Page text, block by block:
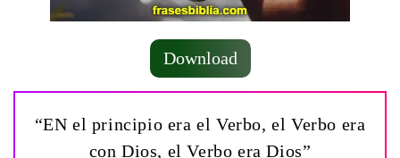
Download
“EN el principio era el Verbo, el Verbo era
con Dios, el Verbo era Dios”